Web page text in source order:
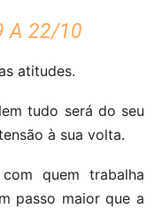
A 22/10
atitudes.
tudo será do seu
à sua volta.
quem trabalha
passo maior que a